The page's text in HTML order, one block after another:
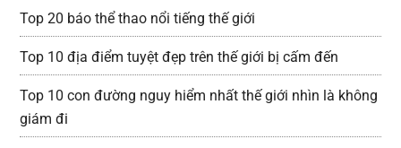
Top 20 báo thể thao nổi tiếng thế giới
Top 10 địa điểm tuyệt đẹp trên thế giới bị cấm đến
Top 10 con đường nguy hiểm nhất thế giới nhìn là không
giám đi